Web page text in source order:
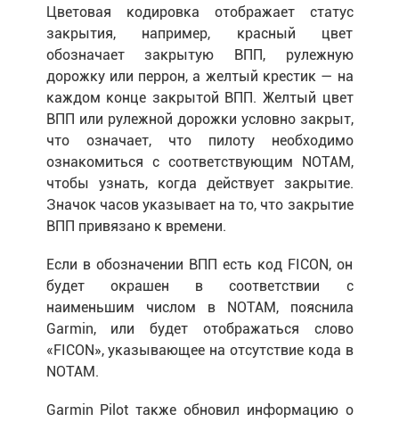
Цветовая кодировка отображает статус
закрытия, например, красный цвет
обозначает закрытую ВПП, рулежную
дорожку или перрон, а желтый крестик — на
каждом конце закрытой ВПП. Желтый цвет
ВПП или рулежной дорожки условно закрыт,
что означает, что пилоту необходимо
ознакомиться с соответствующим NOTAM,
чтобы узнать, когда действует закрытие.
Значок часов указывает на то, что закрытие
ВПП привязано к времени.
Если в обозначении ВПП есть код FICON, он
будет окрашен в соответствии с
наименьшим числом в NOTAM, пояснила
Garmin, или будет отображаться слово
«FICON», указывающее на отсутствие кода в
NOTAM.
Garmin Pilot также обновил информацию о